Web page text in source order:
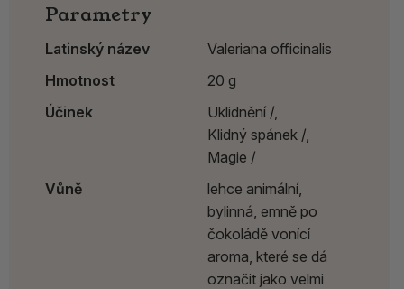
Parametry
Latinský název
Valeriana officinalis
Hmotnost
20 g
Účinek
Uklidnění /,
Klidný spánek /,
Magie /
Vůně
lehce animální,
bylinná, emně po
čokoládě vonící
aroma, které se dá
označit jako velmi